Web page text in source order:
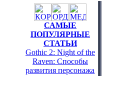
САМЫЕ
ПОПУЛЯРНЫЕ
СТАТЬИ
Gothic 2: Night of the
Raven: Способы
развития персонажа